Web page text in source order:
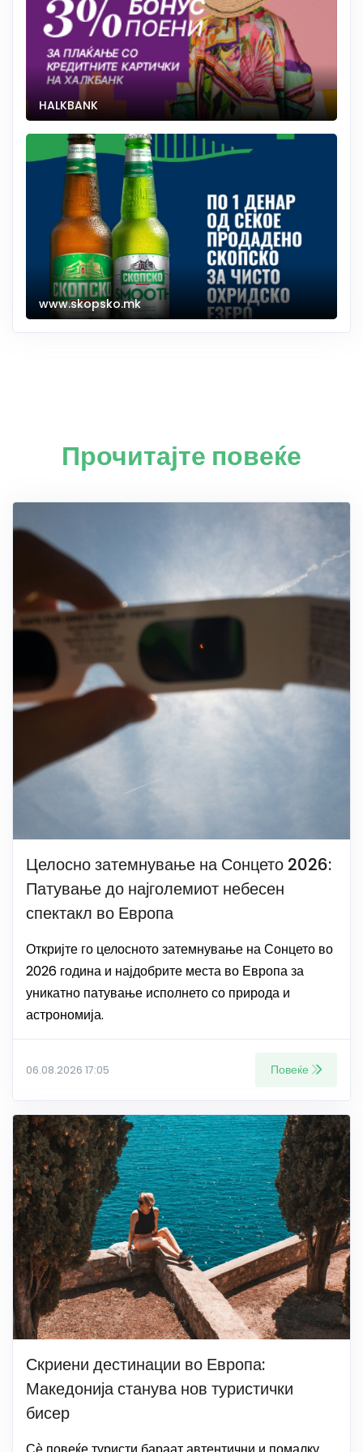
HALKBANK
www.skopsko.mk
Прочитајте повеќе
Целосно затемнување на Сонцето 2026:
Патување до најголемиот небесен
спектакл во Европа
Откријте го целосното затемнување на Сонцето во
2026 година и најдобрите места во Европа за
уникатно патување исполнето со природа и
астрономија.
06.08.2026 17:05 Повеќе
Скриени дестинации во Европа:
Македонија станува нов туристички
бисер